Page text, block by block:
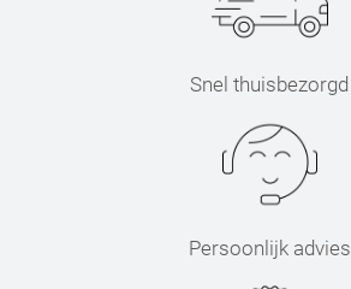
Snel thuisbezorgd
Persoonlijk advies